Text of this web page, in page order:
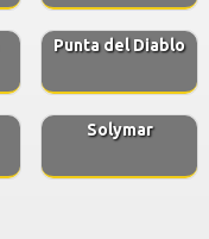
Punta del Diablo
Solymar